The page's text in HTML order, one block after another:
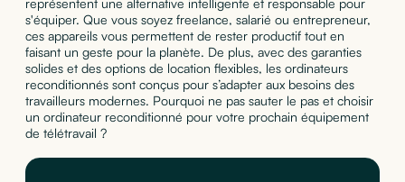
représentent une alternative intelligente et responsable pour
s'équiper. Que vous soyez freelance, salarié ou entrepreneur,
ces appareils vous permettent de rester productif tout en
faisant un geste pour la planète. De plus, avec des garanties
solides et des options de location flexibles, les ordinateurs
reconditionnés sont conçus pour s’adapter aux besoins des
travailleurs modernes. Pourquoi ne pas sauter le pas et choisir
un ordinateur reconditionné pour votre prochain équipement
de télétravail ?